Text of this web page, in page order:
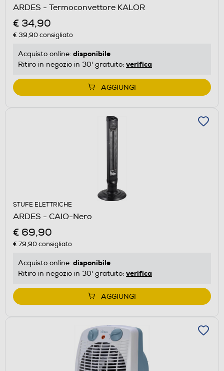
ARDES - Termoconvettore KALOR
€ 34,90
€ 39,90consigliato
Acquisto online: disponibile
Ritiro in negozio in 30' gratuito: verifica
AGGIUNGI
STUFE ELETTRICHE
ARDES - CAIO-Nero
€ 69,90
€ 79,90consigliato
Acquisto online: disponibile
Ritiro in negozio in 30' gratuito: verifica
AGGIUNGI